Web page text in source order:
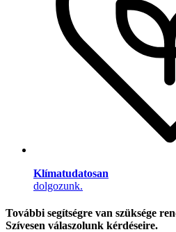
Klímatudatosan
dolgozunk.
További segítségre van szüksége
Szívesen válaszolunk kérdéseire.